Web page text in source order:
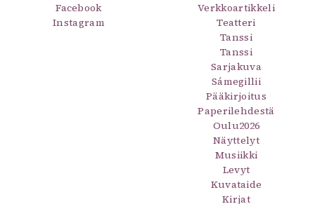
Facebook
Instagram
Verkkoartikkeli
Teatteri
Tanssi
Tanssi
Sarjakuva
Sámegillii
Pääkirjoitus
Paperilehdestä
Oulu2026
Näyttelyt
Musiikki
Levyt
Kuvataide
Kirjat